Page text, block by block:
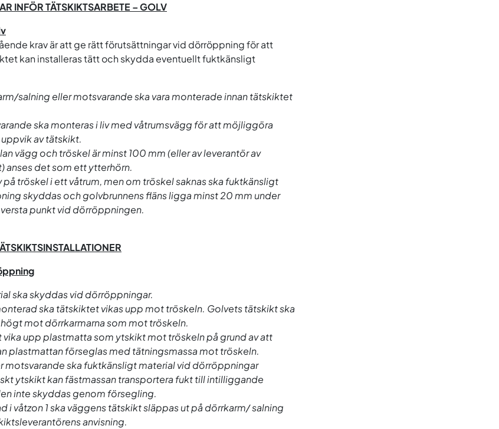
INFÖR TÄTSKIKTSARBETE – GOLV
krav är att ge rätt förutsättningar vid dörröppning för att
kan installeras tätt och skydda eventuellt fuktkänsligt
salning eller motsvarande ska vara monterade innan tätskiktet
ska monteras i liv med våtrumsvägg för att möjliggöra
av tätskikt.
vägg och tröskel är minst 100 mm (eller av leverantör av
anses det som ett ytterhörn.
på tröskel i ett våtrum, men om tröskel saknas ska fuktkänsligt
skyddas och golvbrunnens fläns ligga minst 20 mm under
punkt vid dörröppningen.
ska skyddas vid dörröppningar.
ska tätskiktet vikas upp mot tröskeln. Golvets tätskikt ska
mot dörrkarmarna som mot tröskeln.
vika upp plastmatta som ytskikt mot tröskeln på grund av att
plastmattan förseglas med tätningsmassa mot tröskeln.
motsvarande ska fuktkänsligt material vid dörröppningar
ytskikt kan fästmassan transportera fukt till intilliggande
inte skyddas genom försegling.
i våtzon 1 ska väggens tätskikt släppas ut på dörrkarm/ salning
anvisning.